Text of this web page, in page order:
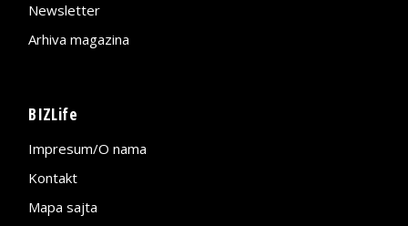
Newsletter
Arhiva magazina
BIZLife
Impresum/O nama
Kontakt
Mapa sajta